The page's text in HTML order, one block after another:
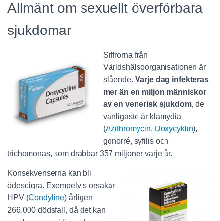
Allmänt om sexuellt överförbara
sjukdomar
Siffrorna från
Världshälsoorganisationen är
slående. Varje dag infekteras
mer än en miljon människor
av en venerisk sjukdom, de
vanligaste är klamydia
(Azithromycin, Doxycyklin),
gonorré, syfilis och
trichomonas, som drabbar 357 miljoner varje år.
Konsekvenserna kan bli
ödesdigra. Exempelvis orsakar
HPV (Condyline) årligen
266.000 dödsfall, då det kan